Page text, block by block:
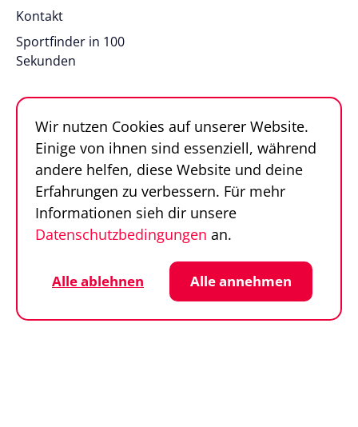
Kontakt
Sportfinder in 100
Sekunden
© SportFinder 2026
Datenschutz
Cookie-Einstellungen
Impressum
AGB
Wir nutzen Cookies auf unserer Website.
Einige von ihnen sind essenziell, während
andere helfen, diese Website und deine
Erfahrungen zu verbessern. Für mehr
Informationen sieh dir unsere
Datenschutzbedingungen an.
Alle ablehnen Alle annehmen